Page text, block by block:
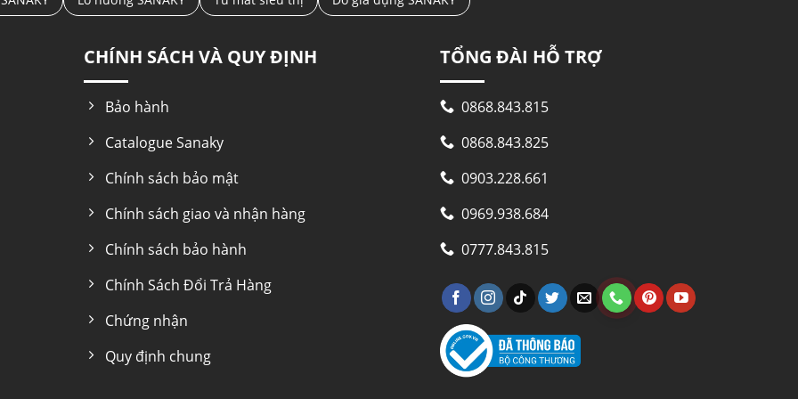
CHÍNH SÁCH VÀ QUY ĐỊNH
Bảo hành
Catalogue Sanaky
Chính sách bảo mật
Chính sách giao và nhận hàng
Chính sách bảo hành
Chính Sách Đổi Trả Hàng
Chứng nhận
Quy định chung
TỔNG ĐÀI HỖ TRỢ
0868.843.815
0868.843.825
0903.228.661
0969.938.684
0777.843.815